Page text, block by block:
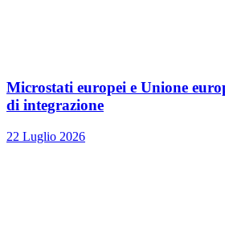
Microstati europei e Unione
di integrazione
22 Luglio 2026